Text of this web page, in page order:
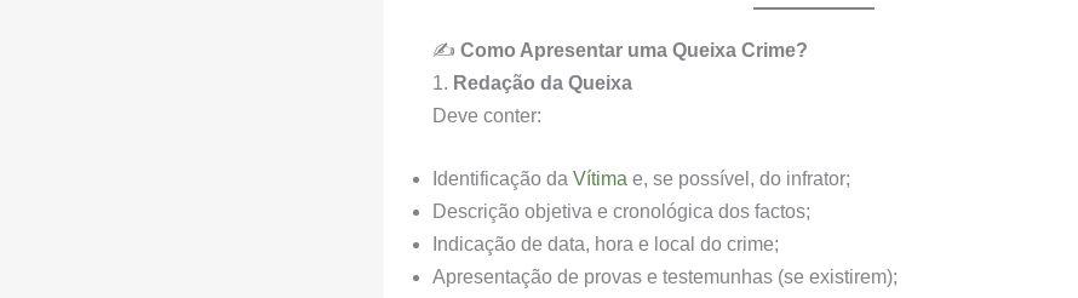
✍️ Como Apresentar uma Queixa Crime?
1. Redação da Queixa
Deve conter:
Identificação da Vítima e, se possível, do infrator;
Descrição objetiva e cronológica dos factos;
Indicação de data, hora e local do crime;
Apresentação de provas e testemunhas (se existirem);